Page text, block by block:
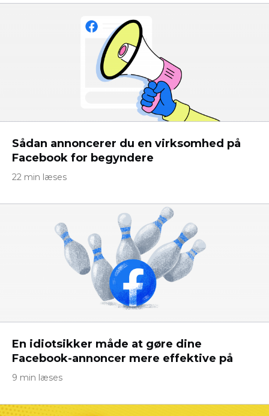
Sådan annoncerer du en virksomhed på
Facebook for begyndere
22 min læses
En idiotsikker måde at gøre dine
Facebook-annoncer mere effektive på
9 min læses